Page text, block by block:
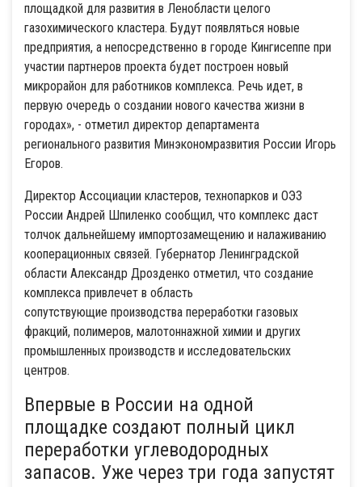
площадкой для развития в Ленобласти целого
газохимического кластера. Будут появляться новые
предприятия, а непосредственно в городе Кингисеппе при
участии партнеров проекта будет построен новый
микрорайон для работников комплекса. Речь идет, в
первую очередь о создании нового качества жизни в
городах», - отметил директор департамента
регионального развития Минэкономразвития России Игорь
Егоров.
Директор Ассоциации кластеров, технопарков и ОЭЗ
России Андрей Шпиленко сообщил, что комплекс даст
толчок дальнейшему импортозамещению и налаживанию
кооперационных связей. Губернатор Ленинградской
области Александр Дрозденко отметил, что создание
комплекса привлечет в область
сопутствующие производства переработки газовых
фракций, полимеров, малотоннажной химии и других
промышленных производств и исследовательских
центров.
Впервые в России на одной
площадке создают полный цикл
переработки углеводородных
запасов. Уже через три года запустят